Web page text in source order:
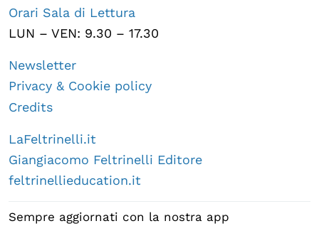
Orari Sala di Lettura
LUN – VEN: 9.30 – 17.30
Newsletter
Privacy & Cookie policy
Credits
LaFeltrinelli.it
Giangiacomo Feltrinelli Editore
feltrinellieducation.it
Sempre aggiornati con la nostra app